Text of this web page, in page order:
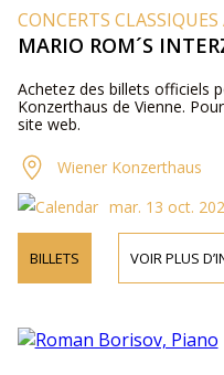
CONCERTS
MARIO ROM´S
Achetez des billets officiels
Konzerthaus de Vienne.
site web.
Wiener Konzerthaus
mar. 13 oct.
BILLETS VOIR PLUS